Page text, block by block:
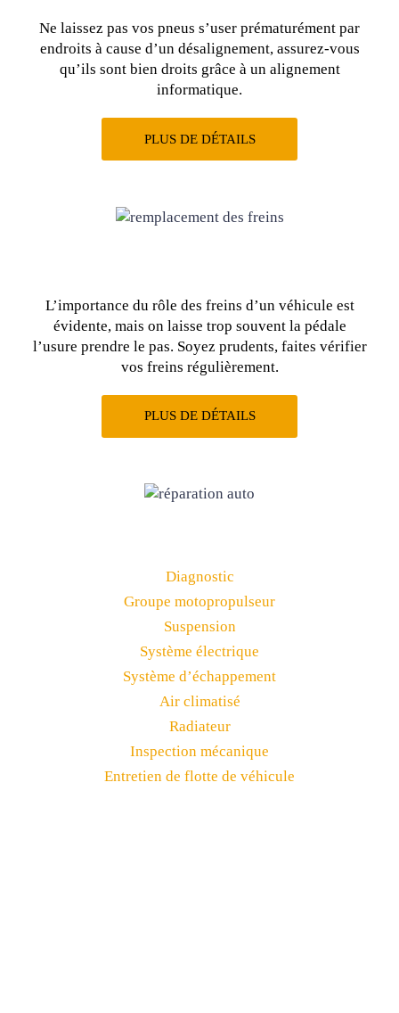
Ne laissez pas vos pneus s’user prématurément par
endroits à cause d’un désalignement, assurez-vous
qu’ils sont bien droits grâce à un alignement
informatique.
PLUS DE DÉTAILS
L’importance du rôle des freins d’un véhicule est
évidente, mais on laisse trop souvent la pédale
l’usure prendre le pas. Soyez prudents, faites vérifier
vos freins régulièrement.
PLUS DE DÉTAILS
Diagnostic
Groupe motopropulseur
Suspension
Système électrique
Système d’échappement
Air climatisé
Radiateur
Inspection mécanique
Entretien de flotte de véhicule